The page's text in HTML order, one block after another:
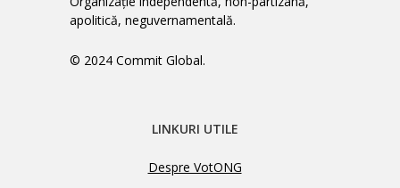
apolitică, neguvernamentală.
© 2024 Commit Global.
LINKURI UTILE
Despre VotONG